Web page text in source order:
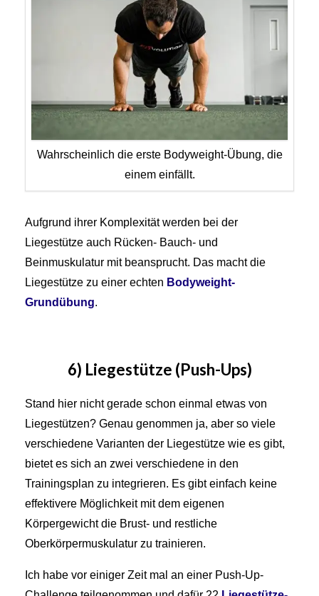
Wahrscheinlich die erste Bodyweight-Übung, die
einem einfällt.
Aufgrund ihrer Komplexität werden bei der
Liegestütze auch Rücken- Bauch- und
Beinmuskulatur mit beansprucht. Das macht die
Liegestütze zu einer echten Bodyweight-
Grundübung.
6) Liegestütze (Push-Ups)
Stand hier nicht gerade schon einmal etwas von
Liegestützen? Genau genommen ja, aber so viele
verschiedene Varianten der Liegestütze wie es gibt,
bietet es sich an zwei verschiedene in den
Trainingsplan zu integrieren. Es gibt einfach keine
effektivere Möglichkeit mit dem eigenen
Körpergewicht die Brust- und restliche
Oberkörpermuskulatur zu trainieren.
Ich habe vor einiger Zeit mal an einer Push-Up-